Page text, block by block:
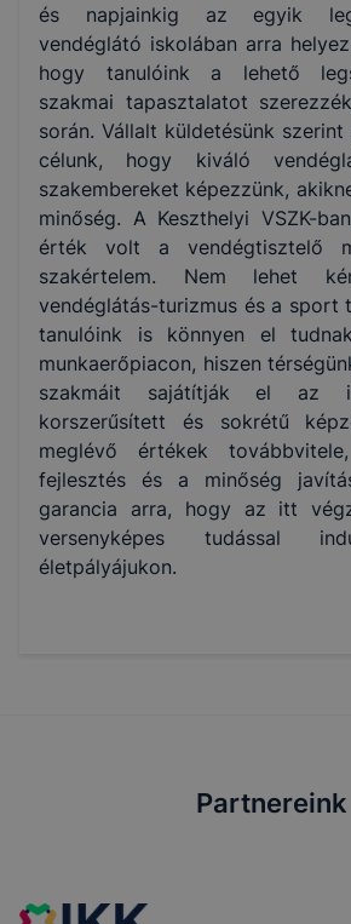
és napjainkig az egyik
vendéglátó iskolában arra
hogy tanulóink a lehető
szakmai tapasztalatot
során. Vállalt küldetésünk
célunk, hogy kiváló
szakembereket képezzünk,
minőség. A Keszthelyi VSZK-
érték volt a vendégtisztelő
szakértelem. Nem lehet
vendéglátás-turizmus és a sport
tanulóink is könnyen el
munkaerőpiacon, hiszen
szakmáit sajátítják el az
korszerűsített és sokrétű
meglévő értékek
fejlesztés és a minőség
garancia arra, hogy az itt
versenyképes tudással
életpályájukon.
Partnereink